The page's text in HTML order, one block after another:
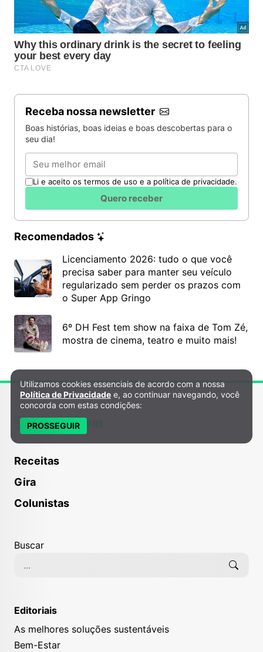
Receba nossa newsletter
Boas histórias, boas ideias e boas descobertas para o
seu dia!
Email
Li e aceito os termos de uso e a política de privacidade.
Quero receber
Recomendados
Licenciamento 2026: tudo o que você
precisa saber para manter seu veículo
regularizado sem perder os prazos com
o Super App Gringo
6º DH Fest tem show na faixa de Tom Zé,
mostra de cinema, teatro e muito mais!
Receitas
Gira
Colunistas
Buscar
Editoriais
As melhores soluções sustentáveis
Bem-Estar
Política de Privacidade e Cookies
Utilizamos cookies essenciais de acordo com a nossa
Política de Privacidade e, ao continuar navegando, você
concorda com estas condições:
PROSSEGUIR